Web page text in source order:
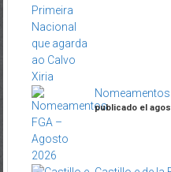
publicado el